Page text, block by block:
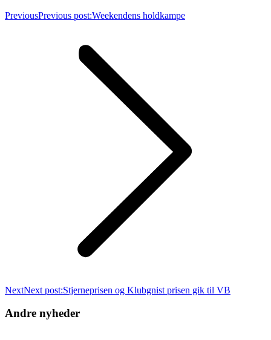
PreviousPrevious post:Weekendens holdkampe
NextNext post:Stjerneprisen og Klubgnist prisen gik til VB
Andre nyheder